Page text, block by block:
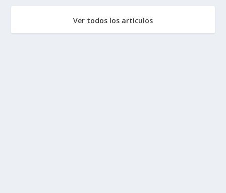
Ver todos los artículos